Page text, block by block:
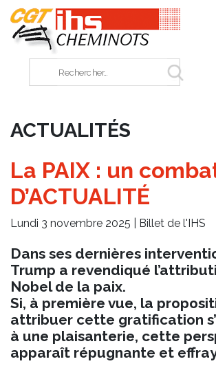
ACTUALITÉS
La PAIX : un
D’ACTUALITÉ
Lundi 3 novembre 2025 | Billet de l'IHS
Dans ses dernières
Trump a revendiqué
Nobel de la paix.
Si, à première vue, la
attribuer cette gratification
à une plaisanterie, cette
apparaît répugnante et
Panneau de gestion des cookies